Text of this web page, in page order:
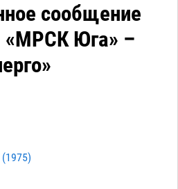
сообщение
Юга» –
(1975)